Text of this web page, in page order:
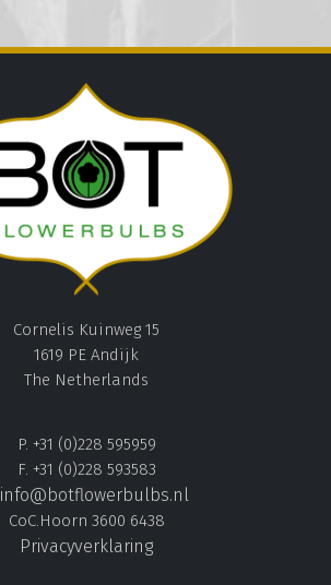
Cornelis Kuinweg 15
1619 PE Andijk
The Netherlands
P. +31 (0)228 595959
F. +31 (0)228 593583
info@botflowerbulbs.nl
CoC.Hoorn 3600 6438
Privacyverklaring